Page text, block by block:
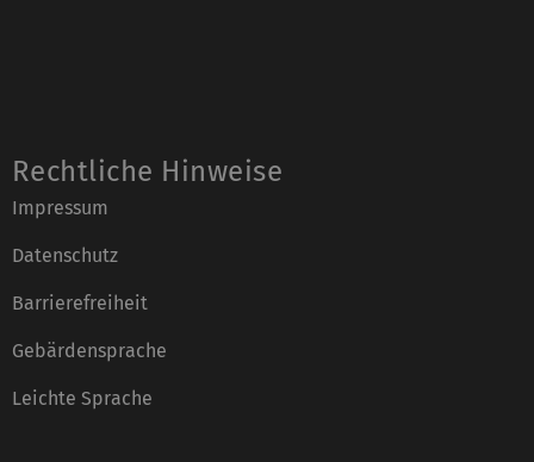
Rechtliche Hinweise
Impressum
Datenschutz
Barrierefreiheit
Gebärdensprache
Leichte Sprache